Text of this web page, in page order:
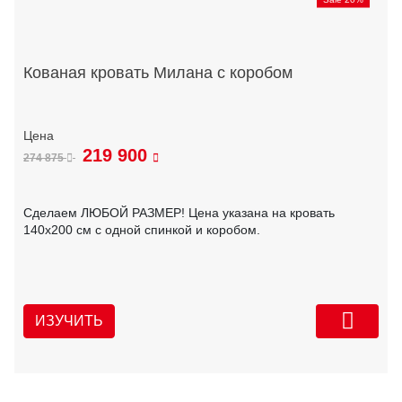
Кованая кровать Милана с коробом
274 875 219 900
Сделаем ЛЮБОЙ РАЗМЕР! Цена указана на кровать
140х200 см с одной спинкой и коробом.
ИЗУЧИТЬ